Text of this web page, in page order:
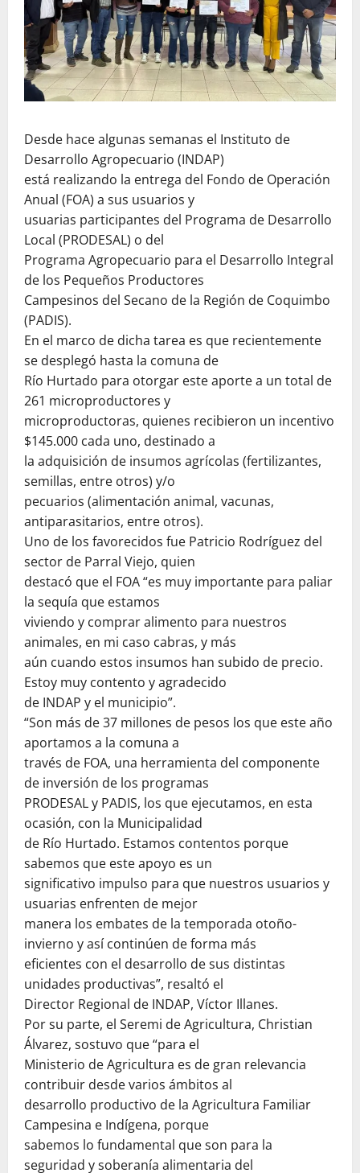
Desde hace algunas semanas el Instituto de
Desarrollo Agropecuario (INDAP)
está realizando la entrega del Fondo de Operación
Anual (FOA) a sus usuarios y
usuarias participantes del Programa de Desarrollo
Local (PRODESAL) o del
Programa Agropecuario para el Desarrollo Integral
de los Pequeños Productores
Campesinos del Secano de la Región de Coquimbo
(PADIS).
En el marco de dicha tarea es que recientemente
se desplegó hasta la comuna de
Río Hurtado para otorgar este aporte a un total de
261 microproductores y
microproductoras, quienes recibieron un incentivo
$145.000 cada uno, destinado a
la adquisición de insumos agrícolas (fertilizantes,
semillas, entre otros) y/o
pecuarios (alimentación animal, vacunas,
antiparasitarios, entre otros).
Uno de los favorecidos fue Patricio Rodríguez del
sector de Parral Viejo, quien
destacó que el FOA “es muy importante para paliar
la sequía que estamos
viviendo y comprar alimento para nuestros
animales, en mi caso cabras, y más
aún cuando estos insumos han subido de precio.
Estoy muy contento y agradecido
de INDAP y el municipio”.
“Son más de 37 millones de pesos los que este año
aportamos a la comuna a
través de FOA, una herramienta del componente
de inversión de los programas
PRODESAL y PADIS, los que ejecutamos, en esta
ocasión, con la Municipalidad
de Río Hurtado. Estamos contentos porque
sabemos que este apoyo es un
significativo impulso para que nuestros usuarios y
usuarias enfrenten de mejor
manera los embates de la temporada otoño-
invierno y así continúen de forma más
eficientes con el desarrollo de sus distintas
unidades productivas”, resaltó el
Director Regional de INDAP, Víctor Illanes.
Por su parte, el Seremi de Agricultura, Christian
Álvarez, sostuvo que “para el
Ministerio de Agricultura es de gran relevancia
contribuir desde varios ámbitos al
desarrollo productivo de la Agricultura Familiar
Campesina e Indígena, porque
sabemos lo fundamental que son para la
seguridad y soberanía alimentaria del